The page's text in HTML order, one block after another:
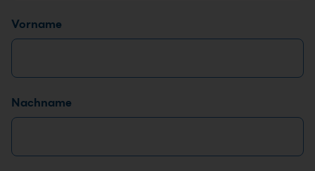
Name*
Vorname
Nachname